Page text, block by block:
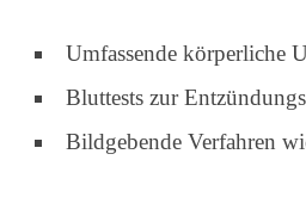
Umfassende körperliche
Bluttests zur
Bildgebende Verfahren